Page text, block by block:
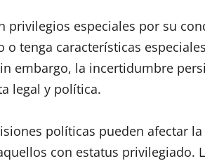
privilegios especiales por su
o tenga características
embargo, la incertidumbre
legal y política.
políticas pueden afectar
con estatus privilegiado.